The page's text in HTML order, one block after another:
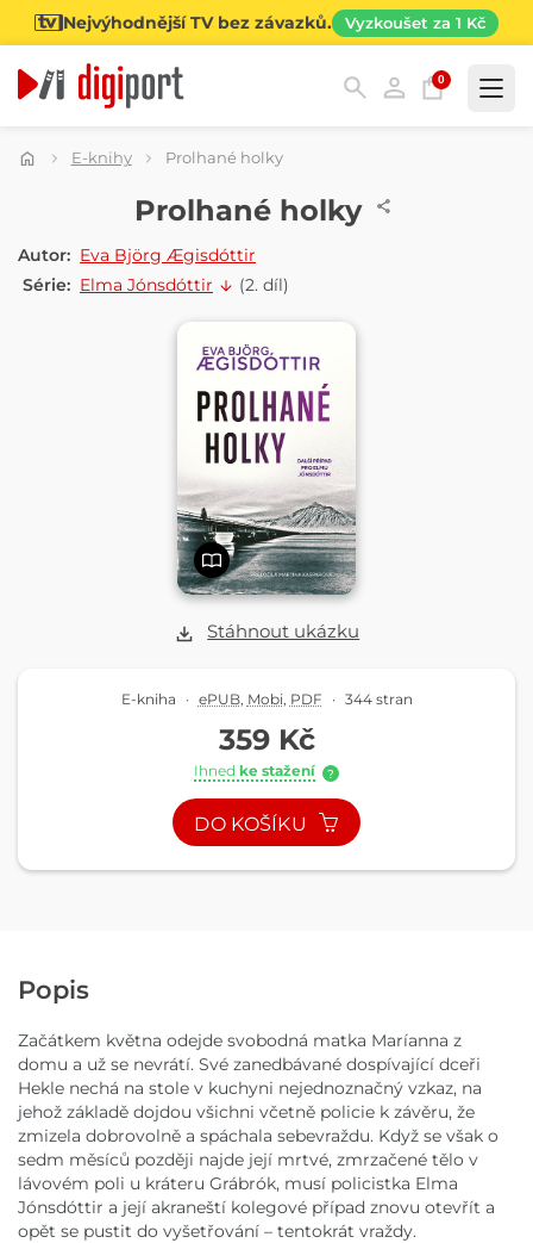
Nejvýhodnější TV bez závazků. Vyzkoušet za 1 Kč
0
Kategorie
E-knihy Prolhané holky
Stáhnout ukázku
Prolhané holky
Autor: Eva Björg Ægisdóttir
Série: Elma Jónsdóttir (2. díl)
E-kniha · ePUB, Mobi, PDF · 344 stran
359 Kč
Ihned ke stažení ?
DO KOŠÍKU
Popis
Začátkem května odejde svobodná matka Maríanna z
domu a už se nevrátí. Své zanedbávané dospívající dceři
Hekle nechá na stole v kuchyni nejednoznačný vzkaz, na
jehož základě dojdou všichni včetně policie k závěru, že
zmizela dobrovolně a spáchala sebevraždu. Když se však o
sedm měsíců později najde její mrtvé, zmrzačené tělo v
lávovém poli u kráteru Grábrók, musí policistka Elma
Jónsdóttir a její akraneští kolegové případ znovu otevřít a
opět se pustit do vyšetřování – tentokrát vraždy.